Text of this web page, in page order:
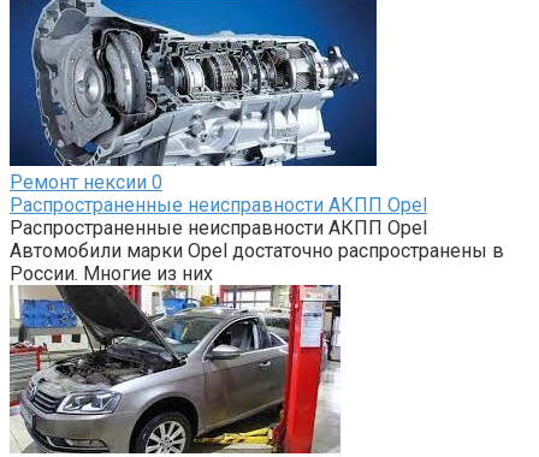
Ремонт нексии 0
Распространенные неисправности АКПП Opel
Распространенные неисправности АКПП Opel
Автомобили марки Opel достаточно распространены в
России. Многие из них